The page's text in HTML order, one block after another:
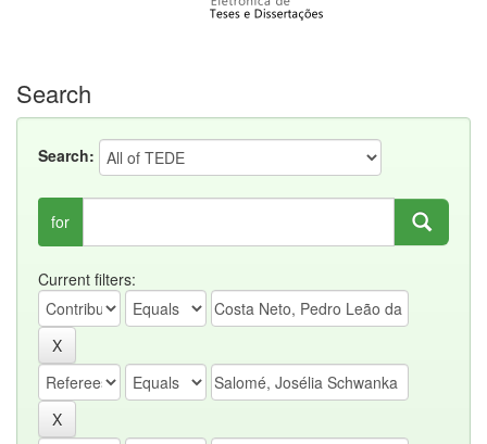
Search
Search:
for
Current filters: